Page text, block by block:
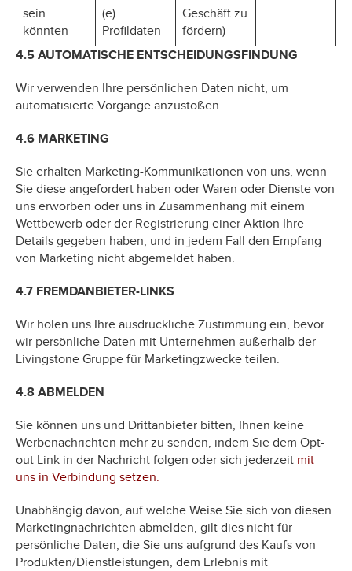
sein
könnten
(e)
Profildaten
Geschäft zu
fördern)
4.5 AUTOMATISCHE ENTSCHEIDUNGSFINDUNG
Wir verwenden Ihre persönlichen Daten nicht, um
automatisierte Vorgänge anzustoßen.
4.6 MARKETING
Sie erhalten Marketing-Kommunikationen von uns, wenn
Sie diese angefordert haben oder Waren oder Dienste von
uns erworben oder uns in Zusammenhang mit einem
Wettbewerb oder der Registrierung einer Aktion Ihre
Details gegeben haben, und in jedem Fall den Empfang
von Marketing nicht abgemeldet haben.
4.7 FREMDANBIETER-LINKS
Wir holen uns Ihre ausdrückliche Zustimmung ein, bevor
wir persönliche Daten mit Unternehmen außerhalb der
Livingstone Gruppe für Marketingzwecke teilen.
4.8 ABMELDEN
Sie können uns und Drittanbieter bitten, Ihnen keine
Werbenachrichten mehr zu senden, indem Sie dem Opt-
out Link in der Nachricht folgen oder sich jederzeit mit
uns in Verbindung setzen.
Unabhängig davon, auf welche Weise Sie sich von diesen
Marketingnachrichten abmelden, gilt dies nicht für
persönliche Daten, die Sie uns aufgrund des Kaufs von
Produkten/Dienstleistungen, dem Erlebnis mit